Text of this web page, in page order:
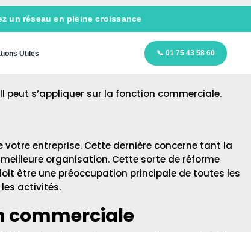
un réseau en pleine croissance
Utiles 📞 01 75 43 58 60
peut s’appliquer sur la fonction commerciale.
entreprise. Cette dernière concerne tant la
organisation. Cette sorte de réforme
être une préoccupation principale de toutes les
activités.
commerciale